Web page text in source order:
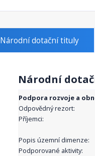
Národní dotační tituly
Národní
Podpora rozvoje a
Odpovědný rezort:
Příjemci:
Popis územní dimenze:
Podporované aktivity: